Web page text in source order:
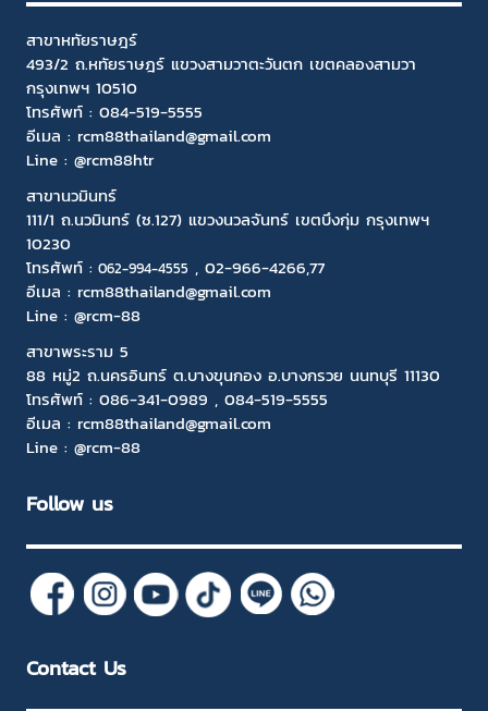
สาขาหทัยราษฎร์
493/2 ถ.หทัยราษฎร์ แขวงสามวาตะวันตก เขตคลองสามวา
กรุงเทพฯ 10510
โทรศัพท์ : 084-519-5555
อีเมล : rcm88thailand@gmail.com
Line : @rcm88htr
สาขานวมินทร์
111/1 ถ.นวมินทร์ (ซ.127) แขวงนวลจันทร์ เขตบึงกุ่ม กรุงเทพฯ
10230
โทรศัพท์ : 062-994-4555 , 02-966-4266,77
อีเมล : rcm88thailand@gmail.com
Line : @rcm-88
สาขาพระราม 5
88 หมู่2 ถ.นครอินทร์ ต.บางขุนกอง อ.บางกรวย นนทบุรี 11130
โทรศัพท์ : 086-341-0989 , 084-519-5555
อีเมล : rcm88thailand@gmail.com
Line : @rcm-88
Follow us
Contact Us